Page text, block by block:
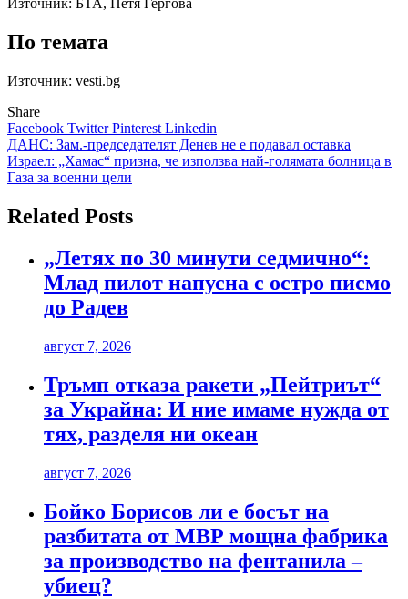
По темата
Източник: vesti.bg
Share
Facebook TwitterPinterest Linkedin
Навигация
ДАНС: Зам.-председателят Денев не е подавал оставка
Израел: „Хамас“ призна, че използва най-голямата болница в
Газа за военни цели
Related Posts
„Летях по 30 минути седмично“:
Млад пилот напусна с остро писмо
до Радев
август 7, 2026
Тръмп отказа ракети „Пейтриът“
за Украйна: И ние имаме нужда от
тях, разделя ни океан
август 7, 2026
Бойко Борисов ли е босът на
разбитата от МВР мощна фабрика
за производство на фентанила –
убиец?